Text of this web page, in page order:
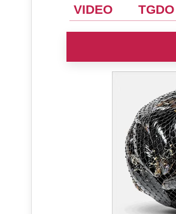
VIDEO TGDO